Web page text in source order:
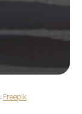
Freepik